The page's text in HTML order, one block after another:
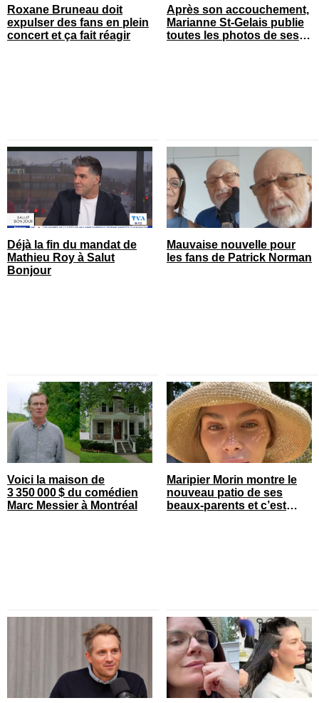
Roxane Bruneau doit
expulser des fans en plein
concert et ça fait réagir
Après son accouchement,
Marianne St-Gelais publie
toutes les photos de ses
Déjà la fin du mandat de
Mathieu Roy à Salut
Bonjour
Mauvaise nouvelle pour
les fans de Patrick Norman
Voici la maison de
3 350 000 $ du comédien
Marc Messier à Montréal
Maripier Morin montre le
nouveau patio de ses
beaux-parents et c’est